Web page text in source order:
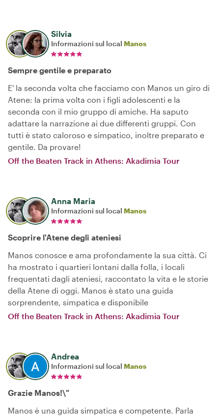
Silvia
Informazioni sul local Manos
Sempre gentile e preparato
E' la seconda volta che facciamo con Manos un giro di
Atene: la prima volta con i figli adolescenti e la
seconda con il mio gruppo di amiche. Ha saputo
adattare la narrazione ai due differenti gruppi. Con
tutti è stato caloroso e simpatico, inoltre preparato e
gentile. Da provare!
Off the Beaten Track in Athens: Akadimia Tour
Anna Maria
Informazioni sul local Manos
Scoprire l'Atene degli ateniesi
Manos conosce e ama profondamente la sua città. Ci
ha mostrato i quartieri lontani dalla folla, i locali
frequentati dagli ateniesi, raccontato la vita e le storie
della Atene di oggi. Manos è stato una guida
sorprendente, simpatica e disponibile
Off the Beaten Track in Athens: Akadimia Tour
Andrea
Informazioni sul local Manos
Grazie Manos!\"
Manos è una guida simpatica e competente. Parla